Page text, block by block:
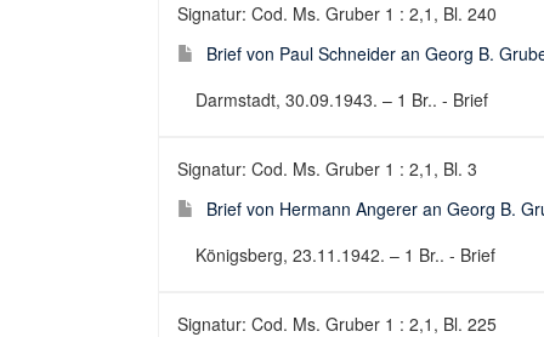
Signatur: Cod. Ms. Gruber 1 : 2,1, Bl. 240
Brief von Paul Schneider an Georg B.
Darmstadt, 30.09.1943. – 1 Br.. - Brief
Signatur: Cod. Ms. Gruber 1 : 2,1, Bl. 3
Brief von Hermann Angerer an Georg B.
Königsberg, 23.11.1942. – 1 Br.. - Brief
Signatur: Cod. Ms. Gruber 1 : 2,1, Bl. 225